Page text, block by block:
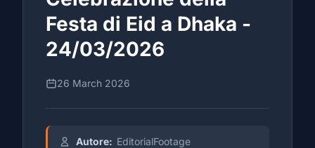
Festa di Eid a Dhaka -
24/03/2026
26 March 2026
Autore: EditorialFootage